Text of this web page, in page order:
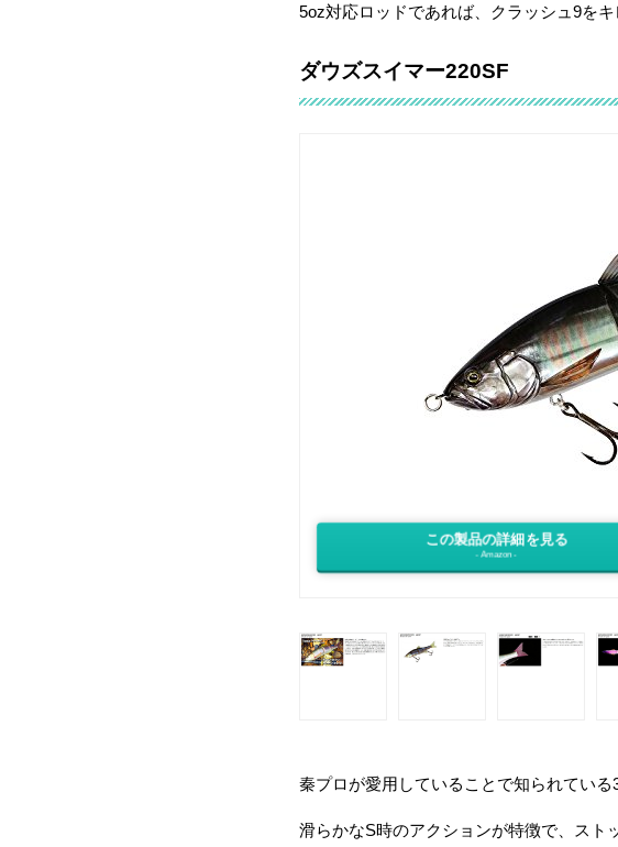
5oz対応ロッドであれば、クラッシュ9を
ダウズスイマー220SF
この製品の詳細を見る
- Amazon -
秦プロが愛用していることで知られている
滑らかなS時のアクションが特徴で、スト